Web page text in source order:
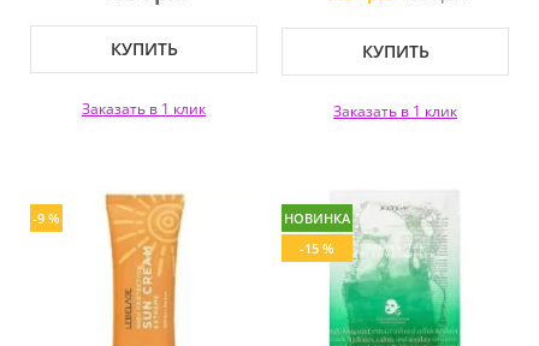
КУПИТЬ
Заказать в 1 клик
КУПИТЬ
Заказать в 1 клик
-9 %
НОВИНКА
-15 %